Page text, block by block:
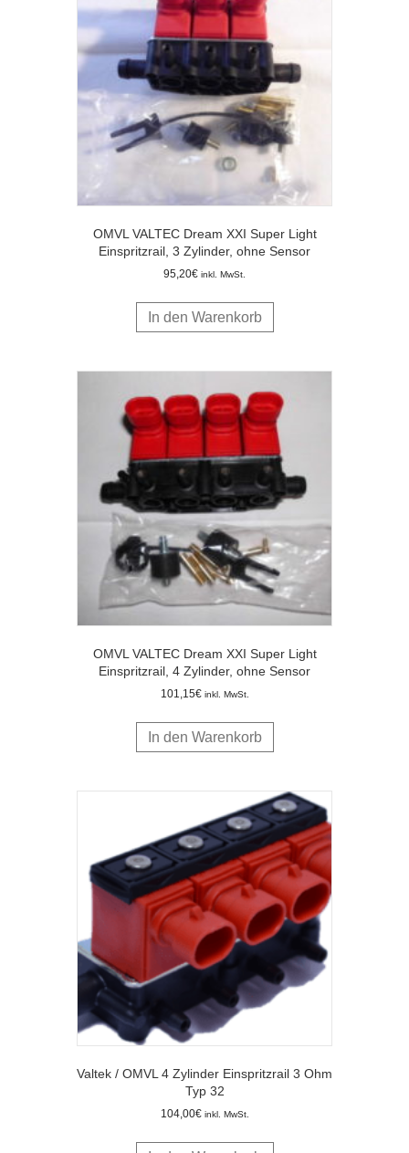
OMVL VALTEC Dream XXI Super Light
Einspritzrail, 3 Zylinder, ohne Sensor
95,20€ inkl. MwSt.
In den Warenkorb
OMVL VALTEC Dream XXI Super Light
Einspritzrail, 4 Zylinder, ohne Sensor
101,15€ inkl. MwSt.
In den Warenkorb
Valtek / OMVL 4 Zylinder Einspritzrail 3 Ohm
Typ 32
104,00€ inkl. MwSt.